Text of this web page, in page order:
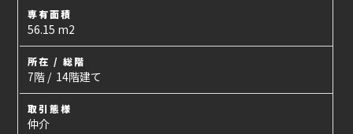
専有面積
56.15 m2
所在 / 総階
7階 / 14階建て
取引態様
仲介